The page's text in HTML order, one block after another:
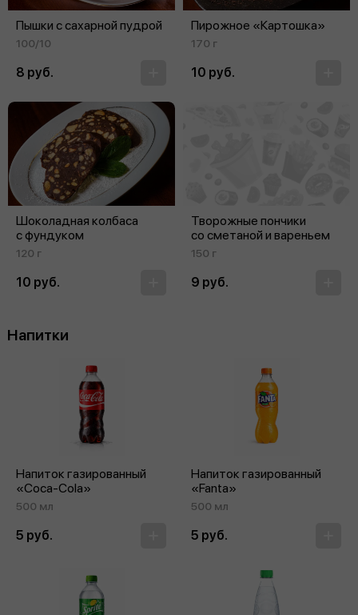
Пышки с сахарной пудрой
100/10
8 руб.
Пирожное «Картошка»
170 г
10 руб.
Шоколадная колбаса
с фундуком
120 г
10 руб.
Творожные пончики
со сметаной и вареньем
150 г
9 руб.
Напитки
Напиток газированный
«Coca‑Cola»
500 мл
5 руб.
Напиток газированный
«Fanta»
500 мл
5 руб.